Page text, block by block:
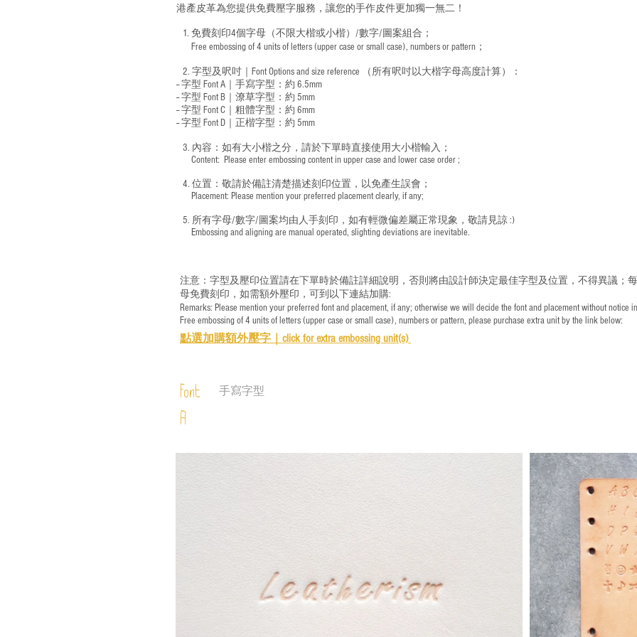
港產皮革為您提供免費壓字服務，讓您的手作皮件更加獨一無二！
1. 免費刻印4個字母（不限大楷或小楷）/數字/圖案組合；
Free embossing of 4 units of letters (upper case or small case), numbers or pattern；
2. 字型及呎吋｜ Font Options and size reference
（所有呎吋以大楷字母高度計算）：
-- 字型 Font A｜手寫字型：約 6.5mm
-- 字型 Font B｜潦草字型： 約 5mm
-- 字型 Font C｜粗體字型：約 6mm
-- 字型 Font D｜正楷字型： 約 5mm
3. 內容：如有大小楷之分，請於下單時直接使用大小楷輸入；
​ Content: Please enter embossing content in upper case and lower case order ;
4. 位置：敬請於備註清楚描述刻印位置，以免產生誤會；
​ Placement: Please mention your preferred placement clearly, if any;
5. 所有字母/數字/圖案均由人手刻印，如有輕微偏差屬正常現象，敬請見諒 :)
​ Embossing and aligning are manual operated, slighting deviations are inevitable.
注意：字型及壓印位置請在下單時於備註詳細說明，否則將由設計師決定最佳字型及位置，不得異議；
母免費刻印，如需額外壓印，可到以下連結加購:
Remarks: Please mention your preferred font and placement, if any; otherwise we will decide the font and placement without notice
Free embossing of 4 units of letters (upper case or small case), numbers or pattern, please purchase extra unit by the link below:
點選加購額外壓字｜ click for extra embossing unit(s)
Font
A
手寫字型